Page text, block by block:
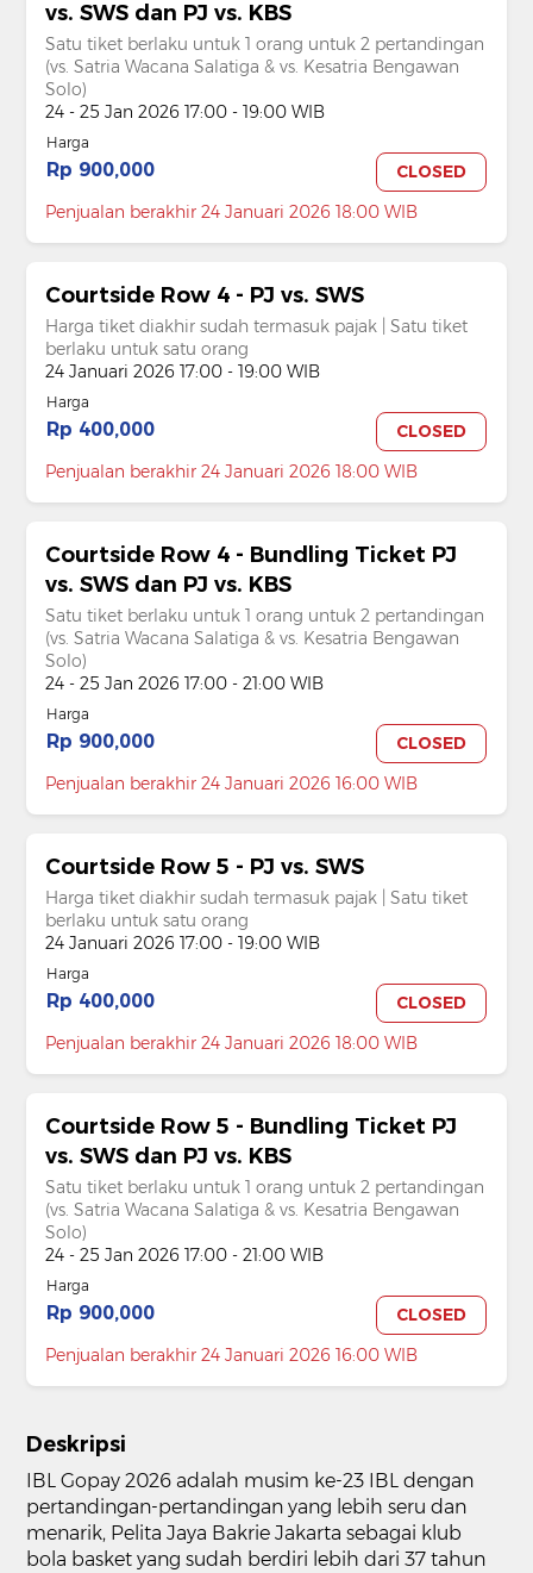
vs. SWS dan PJ vs. KBS
Satu tiket berlaku untuk 1 orang untuk 2 pertandingan
(vs. Satria Wacana Salatiga & vs. Kesatria Bengawan
Solo)
24 - 25 Jan 2026 17:00 - 19:00 WIB
Harga
Rp 900,000
CLOSED
Penjualan berakhir 24 Januari 2026 18:00 WIB
Courtside Row 4 - PJ vs. SWS
Harga tiket diakhir sudah termasuk pajak | Satu tiket
berlaku untuk satu orang
24 Januari 2026 17:00 - 19:00 WIB
Harga
Rp 400,000
CLOSED
Penjualan berakhir 24 Januari 2026 18:00 WIB
Courtside Row 4 - Bundling Ticket PJ
vs. SWS dan PJ vs. KBS
Satu tiket berlaku untuk 1 orang untuk 2 pertandingan
(vs. Satria Wacana Salatiga & vs. Kesatria Bengawan
Solo)
24 - 25 Jan 2026 17:00 - 21:00 WIB
Harga
Rp 900,000
CLOSED
Penjualan berakhir 24 Januari 2026 16:00 WIB
Courtside Row 5 - PJ vs. SWS
Harga tiket diakhir sudah termasuk pajak | Satu tiket
berlaku untuk satu orang
24 Januari 2026 17:00 - 19:00 WIB
Harga
Rp 400,000
CLOSED
Penjualan berakhir 24 Januari 2026 18:00 WIB
Courtside Row 5 - Bundling Ticket PJ
vs. SWS dan PJ vs. KBS
Satu tiket berlaku untuk 1 orang untuk 2 pertandingan
(vs. Satria Wacana Salatiga & vs. Kesatria Bengawan
Solo)
24 - 25 Jan 2026 17:00 - 21:00 WIB
Harga
Rp 900,000
CLOSED
Penjualan berakhir 24 Januari 2026 16:00 WIB
Deskripsi
IBL Gopay 2026 adalah musim ke-23 IBL dengan
pertandingan-pertandingan yang lebih seru dan
menarik, Pelita Jaya Bakrie Jakarta sebagai klub
bola basket yang sudah berdiri lebih dari 37 tahun